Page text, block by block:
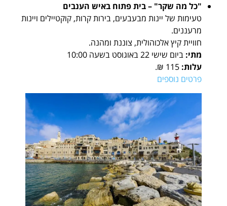
"כל מה שקר" – בית פתוח באיש הענבים
טעימות של יינות מבעבעים, בירות קרות, קוקטיילים ויינות
מרעננים.
חוויית קיץ אלכוהולית, צוננת ומהנה.
מתי: ביום שישי 22 באוגוסט בשעה 10:00
עלות:
פרטים נוספים